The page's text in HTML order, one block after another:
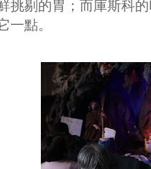
挑剔的胃；而庫斯科
一點。